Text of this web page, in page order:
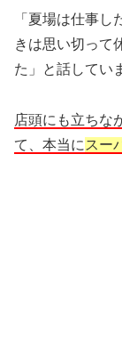
「夏場は仕事
きは思い切って
た」と話してい
店頭にも立ちな
て、本当に スー